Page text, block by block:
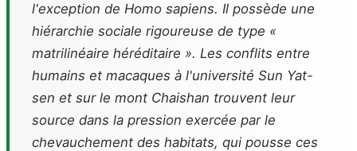
l'exception de Homo sapiens. Il possède une
hiérarchie sociale rigoureuse de type «
matrilinéaire héréditaire ». Les conflits entre
humains et macaques à l'université Sun Yat-
sen et sur le mont Chaishan trouvent leur
source dans la pression exercée par le
chevauchement des habitats, qui pousse ces